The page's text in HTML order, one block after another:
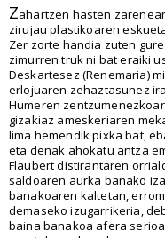
Zahartzen hasten
zirujau plastikoaren
Zer zorte handia zuten
zimurren truk ni bat eraiki
Deskartesez (Renemaria)
erlojuaren zehaztasunez
Humeren
gizakiaz ameskeriaren
lima hemendik pixka bat,
eta denak ahokatu antza
Flaubert distirantaren
saldoaren aurka banako
banakoaren kaltetan,
demaseko izugarrikeria,
baina banakoa afera